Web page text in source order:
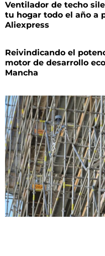
Ventilador de techo
tu hogar todo el año a
Aliexpress
Reivindicando el
motor de desarrollo
Mancha